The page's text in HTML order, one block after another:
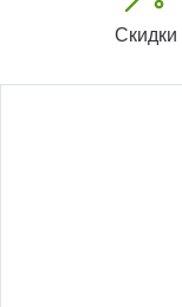
Скидки